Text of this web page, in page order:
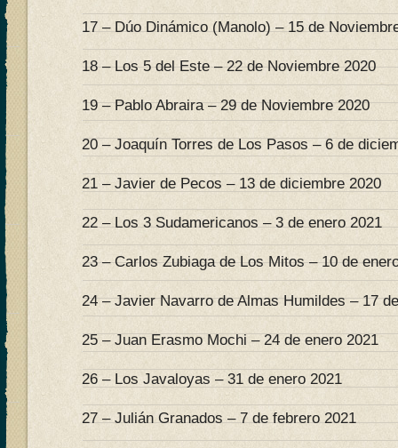
17 – Dúo Dinámico (Manolo) – 15 de
18 – Los 5 del Este – 22 de Noviembre 2020
19 – Pablo Abraira – 29 de Noviembre 2020
20 – Joaquín Torres de Los Pasos – 6 de
21 – Javier de Pecos – 13 de diciembre 2020
22 – Los 3 Sudamericanos – 3 de enero 2021
23 – Carlos Zubiaga de Los Mitos – 10 de
24 – Javier Navarro de Almas Humildes – 17
25 – Juan Erasmo Mochi – 24 de enero 2021
26 – Los Javaloyas – 31 de enero 2021
27 – Julián Granados – 7 de febrero 2021